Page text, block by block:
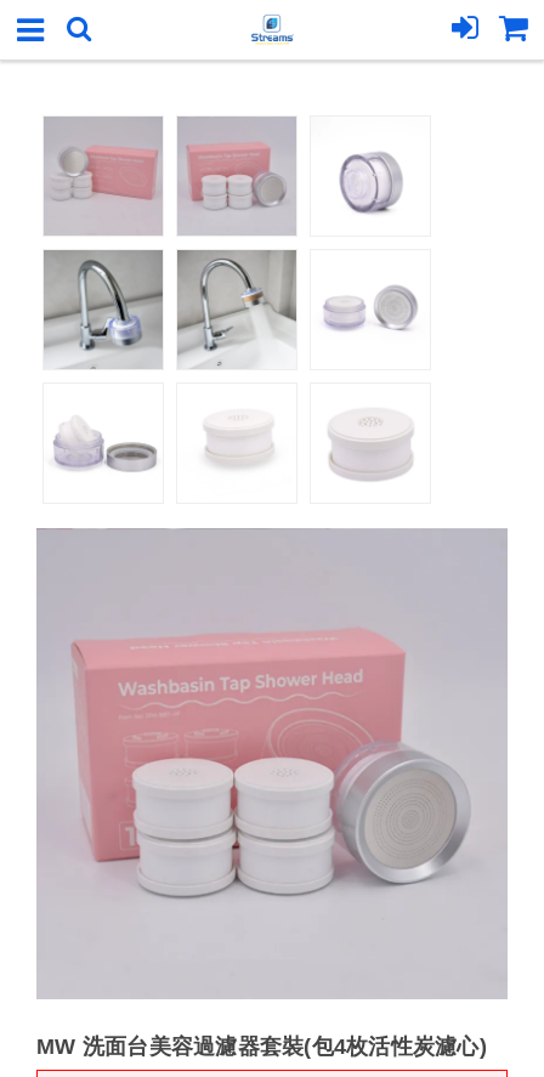
MW 洗面台美容過濾器套裝(包4枚活性炭濾心)